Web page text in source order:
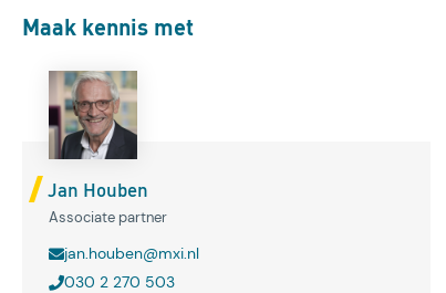
Maak kennis met
Jan Houben
Associate partner
jan.houben@mxi.nl
030 2 270 503